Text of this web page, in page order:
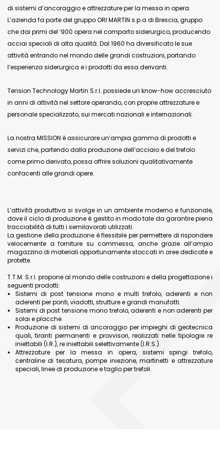
di sistemi d’ancoraggio e attrezzature per la messa in opera.
L’azienda fa parte del gruppo ORI MARTIN s.p.a di Brescia, gruppo
che dai primi del ‘900 opera nel comparto siderurgico, producendo
acciai speciali di alta qualità. Dal 1960 ha diversificato le sue
attività entrando nel mondo delle grandi costruzioni, portando
l’esperienza siderurgica e i prodotti da essa derivanti.
Tension Technology Martin S.r.l. possiede un know-how accresciuto
in anni di attività nel settore operando, con proprie attrezzature e
personale specializzato, sui mercati nazionali e internazionali.
La nostra MISSION è assicurare un’ampia gamma di prodotti e
servizi che, partendo dalla produzione dell’acciaio e del trefolo
come primo derivato, possa offrire soluzioni qualitativamente
confacenti alle grandi opere.
L’attività produttiva si svolge in un ambiente moderno e funzionale,
dove il ciclo di produzione è gestito in modo tale da garantire piena
tracciabilità di tutti i semilavorati utilizzati.
La gestione della produzione è flessibile per permettere di rispondere
velocemente a forniture su commessa, anche grazie all’ampio
magazzino di materiali opportunamente stoccati in aree dedicate e
protette.
T.T.M. S.r.l. propone al mondo delle costruzioni e della progettazione i
seguenti prodotti:
Sistemi di post tensione mono e multi trefolo, aderenti e non
aderenti per ponti, viadotti, strutture e grandi manufatti.
Sistemi di post tensione mono trefolo, aderenti e non aderenti per
solai e placche.
Produzione di sistemi di ancoraggio per impieghi di geotecnica
quali, tiranti permanenti e provvisori, realizzati nelle tipologie re
iniettabili (I.R.), re iniettabili selettivamente (I.R.S.).
Attrezzature per la messa in opera, sistemi spingi trefolo,
centraline di tesatura, pompe iniezione, martinetti e attrezzature
speciali, linee di produzione e taglio per trefoli.